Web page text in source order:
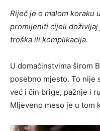
Riječ je o malom koraku
promijeniti cijeli doživljaj
troška ili komplikacija.
U domaćinstvima širom
posebno mjesto. To nije
već i čin brige, pažnje i
Mljeveno meso je u tom